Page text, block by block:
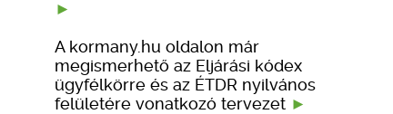
A kormany.hu oldalon már
megismerhető az Eljárási kódex
ügyfélkörre és az ÉTDR nyilvános
felületére vonatkozó tervezet